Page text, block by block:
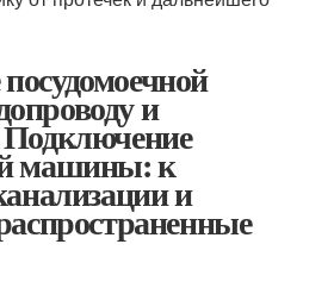
и
машины: к
и